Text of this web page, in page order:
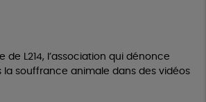
de L214, l’association qui dénonce
la souffrance animale dans des vidéos